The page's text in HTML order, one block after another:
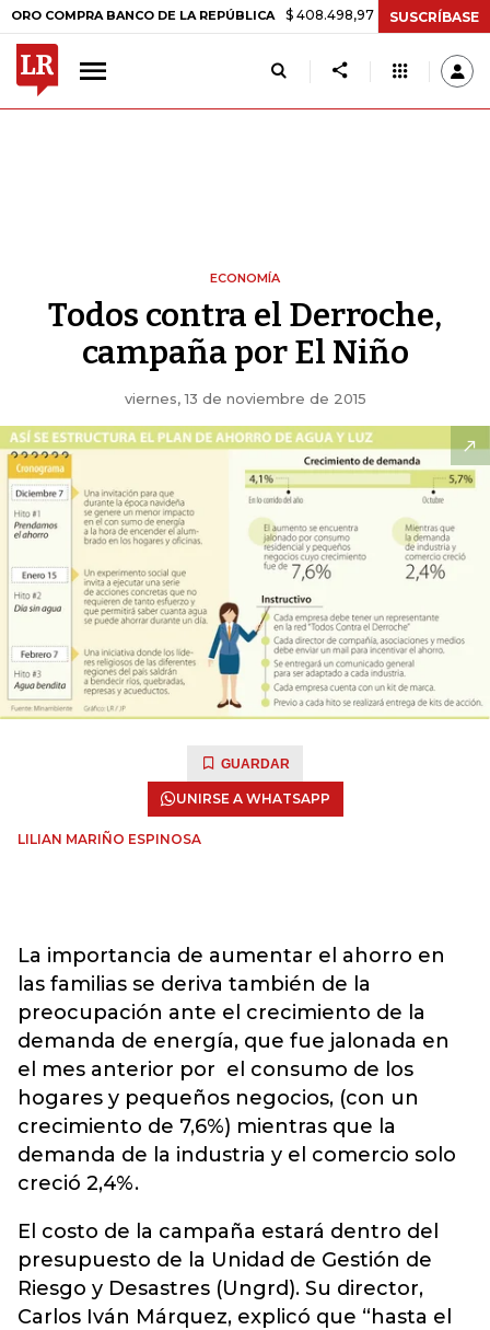
BANCO DE LA REPÚBLICA $ 408.498,97 +$ 8.753,81 +2,19%
SUSCRÍBASE
ECONOMÍA
Todos contra el Derroche,
campaña por El Niño
viernes, 13 de noviembre de 2015
GUARDAR
UNIRSE A WHATSAPP
LILIAN MARIÑO ESPINOSA
La importancia de aumentar el ahorro en
las familias se deriva también de la
preocupación ante el crecimiento de la
demanda de energía, que fue jalonada en
el mes anterior por el consumo de los
hogares y pequeños negocios, (con un
crecimiento de 7,6%) mientras que la
demanda de la industria y el comercio solo
creció 2,4%.
El costo de la campaña estará dentro del
presupuesto de la Unidad de Gestión de
Riesgo y Desastres (Ungrd). Su director,
Carlos Iván Márquez, explicó que “hasta el